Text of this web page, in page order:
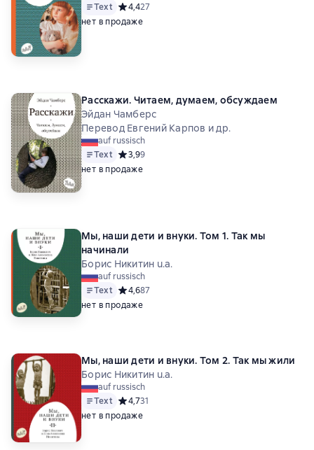
Text Средний рейтинг 4,4 на основе 27 оценок
4,427
нет в продаже
Расскажи. Читаем, думаем, обсуждаем
Эйдан Чамберс
Перевод Евгений Карпов и др.
auf russisch
Text Средний рейтинг 3,9 на основе 9 оценок
3,99
нет в продаже
Мы, наши дети и внуки. Том 1. Так мы
начинали
Борис Никитин u.a.
auf russisch
Text Средний рейтинг 4,6 на основе 87 оценок
4,687
нет в продаже
Мы, наши дети и внуки. Том 2. Так мы жили
Борис Никитин u.a.
auf russisch
Text Средний рейтинг 4,7 на основе 31 оценок
4,731
нет в продаже